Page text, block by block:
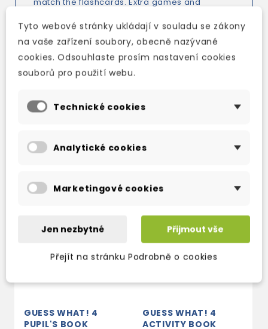
bank can be used as a dip-in resource. A DVD
with the captivating videos for the CLIL lessons.
GUESS WHAT! 4
PUPIL'S BOOK
GUESS WHAT! 4
ACTIVITY BOOK
Tyto webové stránky ukládají v souladu se zákony
na vaše zařízení soubory, obecně nazývané
cookies. Odsouhlaste prosím nastavení cookies
souborů pro použití webu.
Technické cookies
Analytické cookies
Marketingové cookies
Jen nezbytné Přijmout vše
Přejít na stránku Podrobně o cookies